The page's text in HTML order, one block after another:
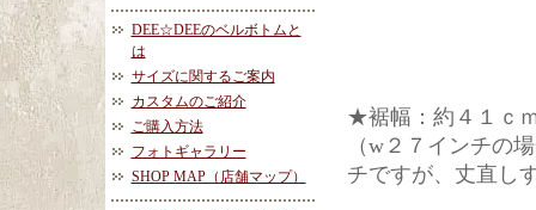
DEE☆DEEのベルボトムと
は
サイズに関するご案内
カスタムのご紹介
ご購入方法
フォトギャラリー
SHOP MAP（店舗マップ）
★裾幅：約４１ｃ
（w２７インチの
チですが、丈直し